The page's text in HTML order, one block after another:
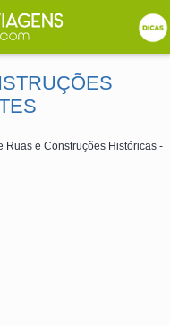
Ruas e Construções Históricas -